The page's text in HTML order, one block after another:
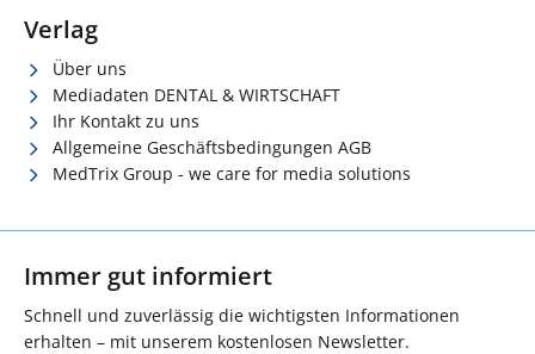
Verlag
Über uns
Mediadaten DENTAL & WIRTSCHAFT
Ihr Kontakt zu uns
Allgemeine Geschäftsbedingungen AGB
MedTrix Group - we care for media solutions
Immer gut informiert
Schnell und zuverlässig die wichtigsten Informationen
erhalten – mit unserem kostenlosen Newsletter.